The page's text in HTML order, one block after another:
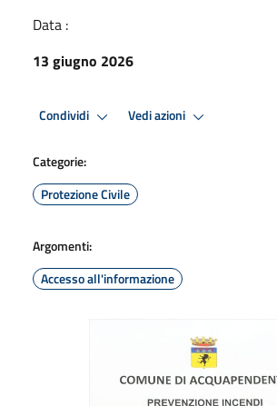
Data :
13 giugno 2026
Condividi Vedi azioni
Categorie:
Protezione Civile
Argomenti:
Accesso all'informazione